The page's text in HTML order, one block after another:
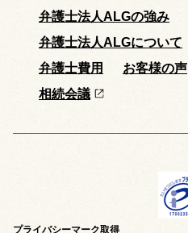
弁護士法人ALGの強み
弁護士法人ALGについて
弁護士費用
お客様の声
相続会議
プライバシーマーク取得